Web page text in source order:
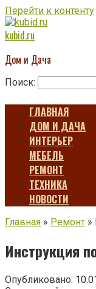
Перейти к контенту
kubid.ru
Дом и Дача
Поиск:
ГЛАВНАЯ
ДОМ И ДАЧА
ИНТЕРЬЕР
МЕБЕЛЬ
РЕМОНТ
ТЕХНИКА
НОВОСТИ
Главная » Ремонт »
Инструкция
Опубликовано: